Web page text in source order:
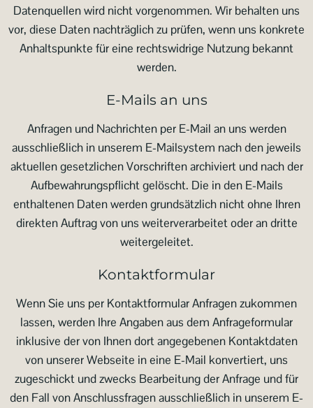
Datenquellen wird nicht vorgenommen. Wir behalten uns
vor, diese Daten nachträglich zu prüfen, wenn uns konkrete
Anhaltspunkte für eine rechtswidrige Nutzung bekannt
werden.
E-Mails an uns
Anfragen und Nachrichten per E-Mail an uns werden
ausschließlich in unserem E-Mailsystem nach den jeweils
aktuellen gesetzlichen Vorschriften archiviert und nach der
Aufbewahrungspflicht gelöscht. Die in den E-Mails
enthaltenen Daten werden grundsätzlich nicht ohne Ihren
direkten Auftrag von uns weiterverarbeitet oder an dritte
weitergeleitet.
Kontaktformular
Wenn Sie uns per Kontaktformular Anfragen zukommen
lassen, werden Ihre Angaben aus dem Anfrageformular
inklusive der von Ihnen dort angegebenen Kontaktdaten
von unserer Webseite in eine E-Mail konvertiert, uns
zugeschickt und zwecks Bearbeitung der Anfrage und für
den Fall von Anschlussfragen ausschließlich in unserem E-